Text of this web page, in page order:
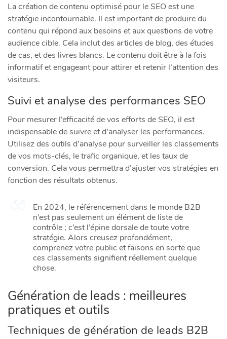
La création de contenu optimisé pour le SEO est une
stratégie incontournable. Il est important de produire du
contenu qui répond aux besoins et aux questions de votre
audience cible. Cela inclut des articles de blog, des études
de cas, et des livres blancs. Le contenu doit être à la fois
informatif et engageant pour attirer et retenir l’attention des
visiteurs.
Suivi et analyse des performances SEO
Pour mesurer l’efficacité de vos efforts de SEO, il est
indispensable de suivre et d’analyser les performances.
Utilisez des outils d’analyse pour surveiller les classements
de vos mots-clés, le trafic organique, et les taux de
conversion. Cela vous permettra d’ajuster vos stratégies en
fonction des résultats obtenus.
En 2024, le référencement dans le monde B2B
n’est pas seulement un élément de liste de
contrôle ; c’est l’épine dorsale de toute votre
stratégie. Alors creusez profondément,
comprenez votre public et faisons en sorte que
ces classements signifient réellement quelque
chose.
Génération de leads : meilleures
pratiques et outils
Techniques de génération de leads B2B